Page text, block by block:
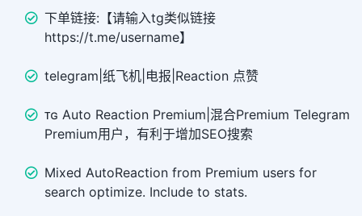
下单链接:【请输入tg类似链接
https://t.me/username】
telegram|纸飞机|电报|Reaction 点赞
ᴛɢ Auto Reaction Premium|混合Premium Telegram
Premium用户，有利于增加SEO搜索
Mixed AutoReaction from Premium users for
search optimize. Include to stats.